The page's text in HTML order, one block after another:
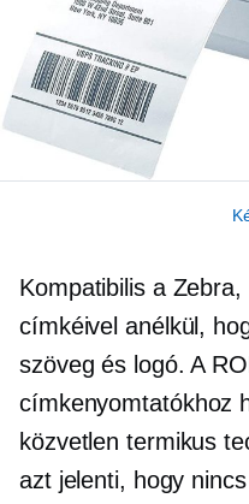
Kompatibilis a
címkéivel anélkül,
szöveg és logó. A
címkenyomtatókhoz
közvetlen termikus
azt jelenti, hogy